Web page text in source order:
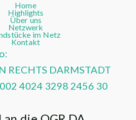
Home
Highlights
Über uns
Netzwerk
im Netz
Kontakt
RECHTS DARMSTADT
4024 3298 2456 30